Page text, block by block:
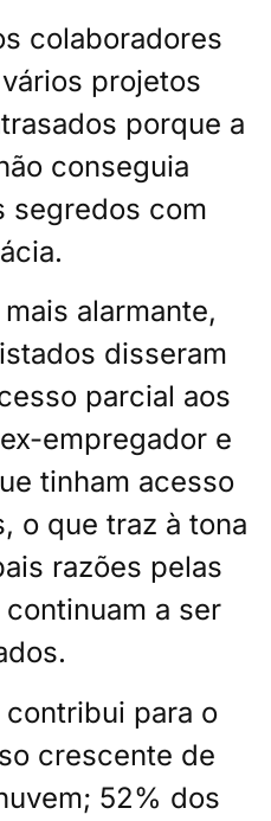
colaboradores
projetos
​​porque a
conseguia
segredos com
alarmante,
disseram
parcial aos
empregador e
tinham acesso
o que traz à tona
razões pelas
a ser
para o
crescente de
52% dos